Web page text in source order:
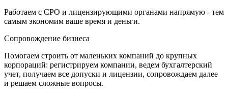
Работаем с СРО и лицензирующими органами напрямую - тем
самым экономим ваше время и деньги.
Сопровождение бизнеса
Помогаем строить от маленьких компаний до крупных
корпораций: регистрируем компании, ведем бухгалтерский
учет, получаем все допуски и лицензии, сопровождаем далее
и решаем сложные вопросы.